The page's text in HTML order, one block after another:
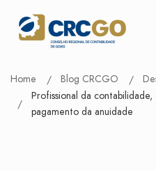
Home Blog CRCGO
Profissional da
pagamento da anuidade